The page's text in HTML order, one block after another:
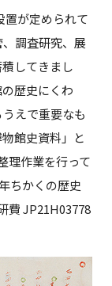
置が定められて
調査研究、展
してきまし
歴史にくわ
えで重要なも
館史資料」と
理作業を行って
ちかくの歴史
費 JP21H03778